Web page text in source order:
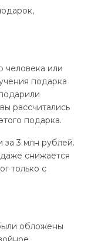
человека или
подарка
рассчитались
подарка.
за 3 млн рублей.
снижается
только с
обложены